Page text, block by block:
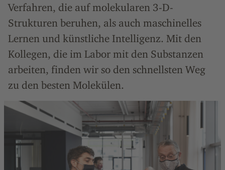
Verfahren, die auf molekularen 3-D-
Strukturen beruhen, als auch maschinelles
Lernen und künstliche Intelligenz. Mit den
Kollegen, die im Labor mit den Substanzen
arbeiten, finden wir so den schnellsten Weg
zu den besten Molekülen.